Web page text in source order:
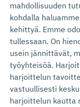
mahdollisuuden
kohdalla
kehittyä. Emme
tullessaan. On
usein jännittävät,
työyhteisöä.
harjoittelun
vastuullisesti
harjoittelun kautta